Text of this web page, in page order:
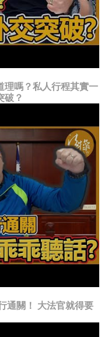
理嗎？私人行程其實一
破？
通關！ 大法官就得要